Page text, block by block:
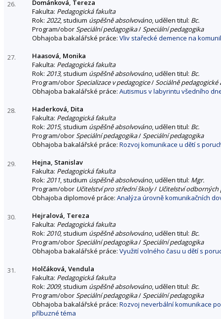
26.
Dománková, Tereza
Fakulta: Pedagogická fakulta
Rok: 2022, studium úspěšně absolvováno, udělen titul: Bc.
Program/oborSpeciální pedagogika/Speciální pedagogika
Obhajoba bakalářské práce: Vliv stařecké demence na
27.
Haasová, Monika
Fakulta: Pedagogická fakulta
Rok: 2013, studium úspěšně absolvováno, udělen titul: Bc.
Program/oborSpecializace v pedagogice/Sociálně pedagogické
Obhajoba bakalářské práce: Autismus v labyrintu všedního
28.
Haderková, Dita
Fakulta: Pedagogická fakulta
Rok: 2015, studium úspěšně absolvováno, udělen titul: Bc.
Program/oborSpeciální pedagogika/Speciální pedagogika
Obhajoba bakalářské práce: Rozvoj komunikace u dětí s
29.
Hejna, Stanislav
Fakulta: Pedagogická fakulta
Rok: 2011, studium úspěšně absolvováno, udělen titul: Mgr.
Program/obor Učitelství pro střední školy/ Učitelství odborných
Obhajoba diplomové práce: Analýza úrovně komunikačních
30.
Hejralová, Tereza
Fakulta: Pedagogická fakulta
Rok: 2010, studium úspěšně absolvováno, udělen titul: Bc.
Program/oborSpeciální pedagogika/Speciální pedagogika
Obhajoba bakalářské práce: Využití volného času u dětí s
31.
Holčáková, Vendula
Fakulta: Pedagogická fakulta
Rok: 2009, studium úspěšně absolvováno, udělen titul: Bc.
Program/oborSpeciální pedagogika/Speciální pedagogika
Obhajoba bakalářské práce: Rozvoj neverbální komunikace
příbuzné téma